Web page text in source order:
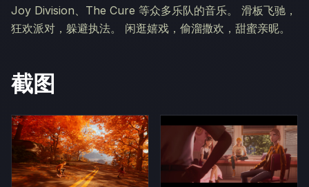
Joy Division、The Cure 等众多乐队的音乐。 滑板飞驰，
狂欢派对，躲避执法。 闲逛嬉戏，偷溜撒欢，甜蜜亲昵。
截图